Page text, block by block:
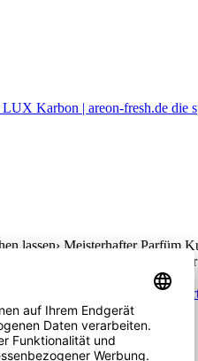
lassen› Meisterhafter Parfüm
Duftrichtung› Duftprobe auf